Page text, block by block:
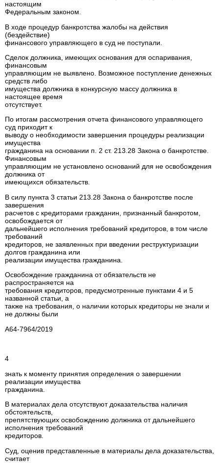
настоящим
Федеральным законом.
В ходе процедур банкротства жалобы на действия
(бездействие)
финансового управляющего в суд не поступали.
Сделок должника, имеющих основания для оспаривания,
финансовым
управляющим не выявлено. Возможное поступление денежных
средств либо
имущества должника в конкурсную массу должника в
настоящее время
отсутствует.
По итогам рассмотрения отчета финансового управляющего
суд приходит к
выводу о необходимости завершения процедуры реализации
имущества
гражданина на основании п. 2 ст. 213.28 Закона о банкротстве.
Финансовым
управляющим не установлено оснований для не освобождения
должника от
имеющихся обязательств.
В силу пункта 3 статьи 213.28 Закона о банкротстве после
завершения
расчетов с кредиторами гражданин, признанный банкротом,
освобождается от
дальнейшего исполнения требований кредиторов, в том числе
требований
кредиторов, не заявленных при введении реструктуризации
долгов гражданина или
реализации имущества гражданина.
Освобождение гражданина от обязательств не
распространяется на
требования кредиторов, предусмотренные пунктами 4 и 5
названной статьи, а
также на требования, о наличии которых кредиторы не знали и
не должны были
А64-7964/2019
4
знать к моменту принятия определения о завершении
реализации имущества
гражданина.
В материалах дела отсутствуют доказательства наличия
обстоятельств,
препятствующих освобождению должника от дальнейшего
исполнения требований
кредиторов.
Суд, оценив представленные в материалы дела доказательства,
считает